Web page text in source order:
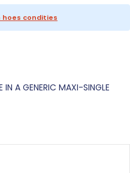
hoes condities
IN A GENERIC MAXI-SINGLE